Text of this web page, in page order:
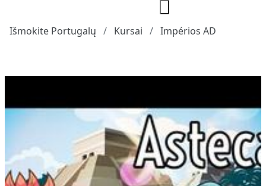
Išmokite Portugalų Kursai Impérios AD